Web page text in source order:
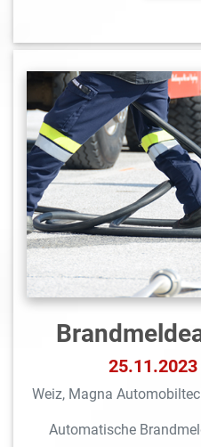
Weiz, Magna
Automatische